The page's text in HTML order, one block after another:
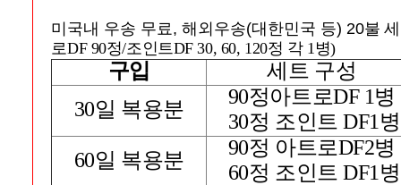
미국내 우송 무료, 해외우송(대한민국 등) 20불
로DF 90정/조인트DF 30, 60, 120정 각 1병)
구입
세트 구성
30일 복용분
90정아트로DF 1병
30정 조인트 DF1병
60일 복용분
90정 아트로DF2병
60정 조인트 DF1병